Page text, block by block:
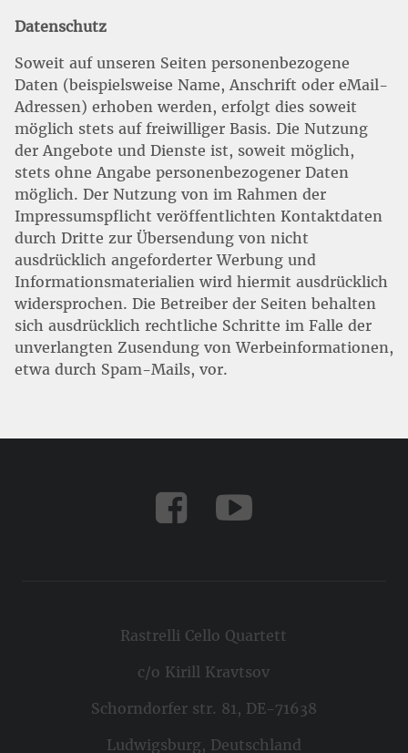
Datenschutz
Soweit auf unseren Seiten personenbezogene
Daten (beispielsweise Name, Anschrift oder eMail-
Adressen) erhoben werden, erfolgt dies soweit
möglich stets auf freiwilliger Basis. Die Nutzung
der Angebote und Dienste ist, soweit möglich,
stets ohne Angabe personenbezogener Daten
möglich. Der Nutzung von im Rahmen der
Impressumspflicht veröffentlichten Kontaktdaten
durch Dritte zur Übersendung von nicht
ausdrücklich angeforderter Werbung und
Informationsmaterialien wird hiermit ausdrücklich
widersprochen. Die Betreiber der Seiten behalten
sich ausdrücklich rechtliche Schritte im Falle der
unverlangten Zusendung von Werbeinformationen,
etwa durch Spam-Mails, vor.
Rastrelli Cello Quartett
c/o Kirill Kravtsov
Schorndorfer str. 81, DE-71638
Ludwigsburg, Deutschland